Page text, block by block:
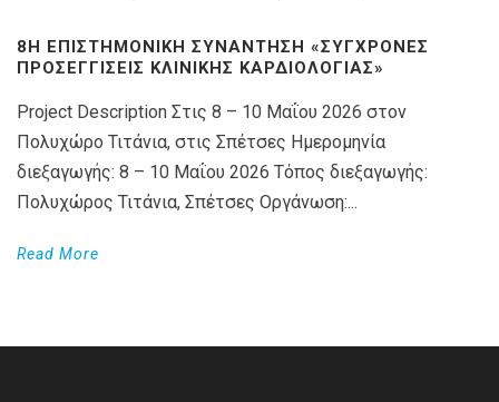
8Η ΕΠΙΣΤΗΜΟΝΙΚΉ ΣΥΝΆΝΤΗΣΗ «ΣΎΓΧΡΟΝΕΣ
ΠΡΟΣΕΓΓΊΣΕΙΣ ΚΛΙΝΙΚΉΣ ΚΑΡΔΙΟΛΟΓΊΑΣ»
Project Description Στις 8 – 10 Μαΐου 2026 στον
Πολυχώρο Τιτάνια, στις Σπέτσες Ημερομηνία
διεξαγωγής: 8 – 10 Μαΐου 2026 Τόπος διεξαγωγής:
Πολυχώρος Τιτάνια, Σπέτσες Οργάνωση:...
Read More